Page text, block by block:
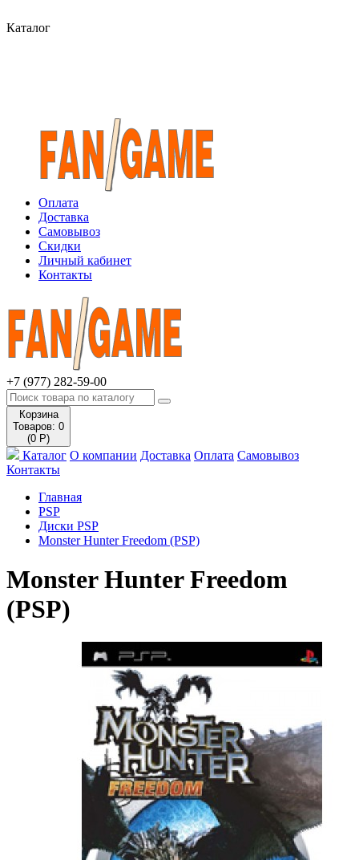
Каталог
Оплата
Доставка
Самовывоз
Скидки
Личный кабинет
Контакты
+7 (977) 282-59-00
Корзина
Товаров: 0
(0 Р)
Каталог О компании Доставка Оплата Самовывоз
Контакты
Главная
PSP
Диски PSP
Monster Hunter Freedom (PSP)
Monster Hunter Freedom
(PSP)